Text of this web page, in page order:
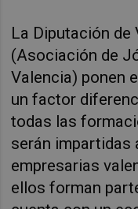
La Diputación de
(Asociación de
Valencia) ponen
un factor
todas las
serán impartidas
empresarias
ellos forman